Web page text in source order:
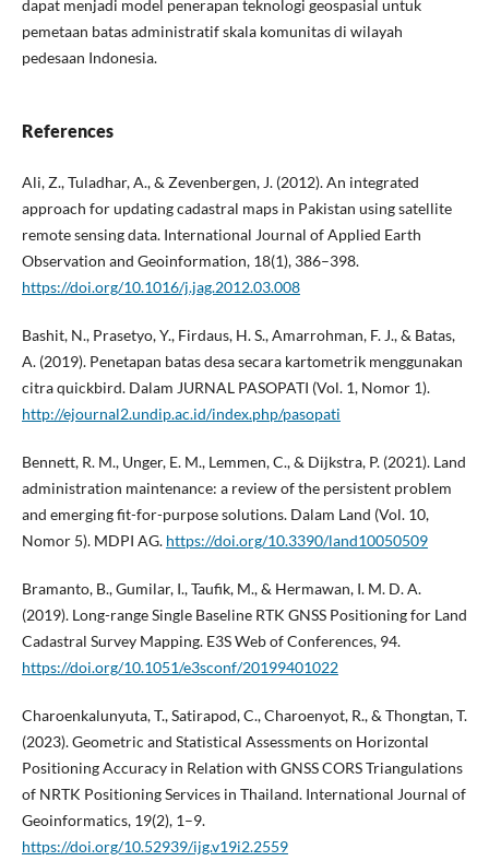
dapat menjadi model penerapan teknologi geospasial untuk
pemetaan batas administratif skala komunitas di wilayah
pedesaan Indonesia.
References
Ali, Z., Tuladhar, A., & Zevenbergen, J. (2012). An integrated
approach for updating cadastral maps in Pakistan using satellite
remote sensing data. International Journal of Applied Earth
Observation and Geoinformation, 18(1), 386–398.
https://doi.org/10.1016/j.jag.2012.03.008
Bashit, N., Prasetyo, Y., Firdaus, H. S., Amarrohman, F. J., & Batas,
A. (2019). Penetapan batas desa secara kartometrik menggunakan
citra quickbird. Dalam JURNAL PASOPATI (Vol. 1, Nomor 1).
http://ejournal2.undip.ac.id/index.php/pasopati
Bennett, R. M., Unger, E. M., Lemmen, C., & Dijkstra, P. (2021). Land
administration maintenance: a review of the persistent problem
and emerging fit-for-purpose solutions. Dalam Land (Vol. 10,
Nomor 5). MDPI AG. https://doi.org/10.3390/land10050509
Bramanto, B., Gumilar, I., Taufik, M., & Hermawan, I. M. D. A.
(2019). Long-range Single Baseline RTK GNSS Positioning for Land
Cadastral Survey Mapping. E3S Web of Conferences, 94.
https://doi.org/10.1051/e3sconf/20199401022
Charoenkalunyuta, T., Satirapod, C., Charoenyot, R., & Thongtan, T.
(2023). Geometric and Statistical Assessments on Horizontal
Positioning Accuracy in Relation with GNSS CORS Triangulations
of NRTK Positioning Services in Thailand. International Journal of
Geoinformatics, 19(2), 1–9.
https://doi.org/10.52939/ijg.v19i2.2559